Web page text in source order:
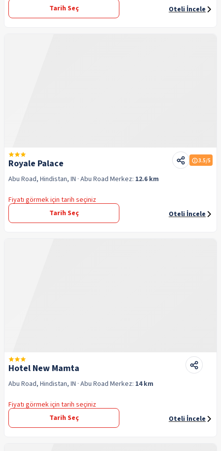
Tarih Seç
Oteli İncele
Royale Palace 3.5/5
Abu Road, Hindistan, IN · Abu Road Merkez: 12.6 km
Fiyatı görmek için tarih seçiniz
Tarih Seç
Oteli İncele
Hotel New Mamta
Abu Road, Hindistan, IN · Abu Road Merkez: 14 km
Fiyatı görmek için tarih seçiniz
Tarih Seç
Oteli İncele